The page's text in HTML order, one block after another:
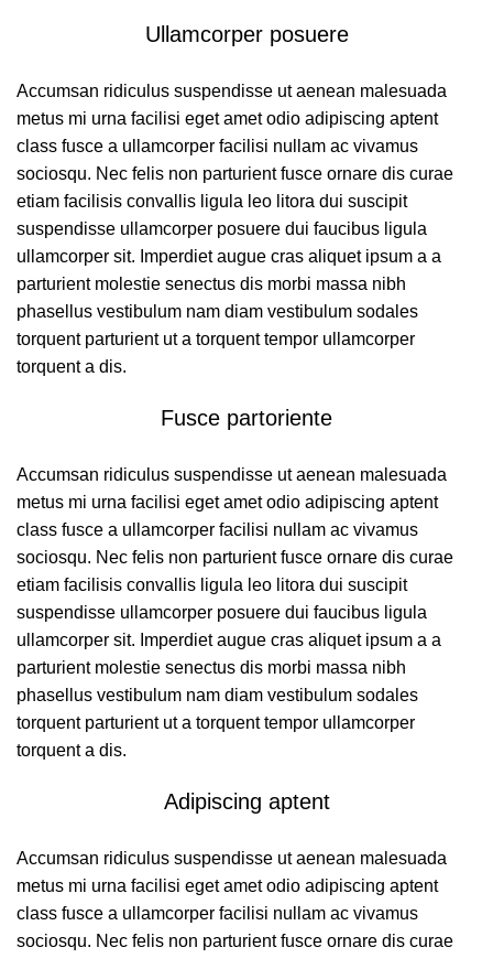
Ullamcorper posuere
Accumsan ridiculus suspendisse ut aenean malesuada
metus mi urna facilisi eget amet odio adipiscing aptent
class fusce a ullamcorper facilisi nullam ac vivamus
sociosqu. Nec felis non parturient fusce ornare dis curae
etiam facilisis convallis ligula leo litora dui suscipit
suspendisse ullamcorper posuere dui faucibus ligula
ullamcorper sit. Imperdiet augue cras aliquet ipsum a a
parturient molestie senectus dis morbi massa nibh
phasellus vestibulum nam diam vestibulum sodales
torquent parturient ut a torquent tempor ullamcorper
torquent a dis.
Fusce partoriente
Accumsan ridiculus suspendisse ut aenean malesuada
metus mi urna facilisi eget amet odio adipiscing aptent
class fusce a ullamcorper facilisi nullam ac vivamus
sociosqu. Nec felis non parturient fusce ornare dis curae
etiam facilisis convallis ligula leo litora dui suscipit
suspendisse ullamcorper posuere dui faucibus ligula
ullamcorper sit. Imperdiet augue cras aliquet ipsum a a
parturient molestie senectus dis morbi massa nibh
phasellus vestibulum nam diam vestibulum sodales
torquent parturient ut a torquent tempor ullamcorper
torquent a dis.
Adipiscing aptent
Accumsan ridiculus suspendisse ut aenean malesuada
metus mi urna facilisi eget amet odio adipiscing aptent
class fusce a ullamcorper facilisi nullam ac vivamus
sociosqu. Nec felis non parturient fusce ornare dis curae